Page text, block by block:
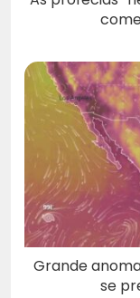
Grande
se